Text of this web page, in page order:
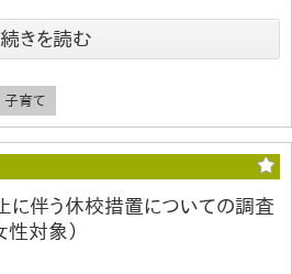
続きを読む
子育て
に伴う休校措置についての調査
性対象）